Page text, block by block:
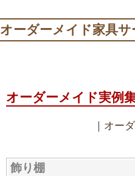
オーダーメイド家具サ
オーダーメイド実例
｜ オー
飾り棚